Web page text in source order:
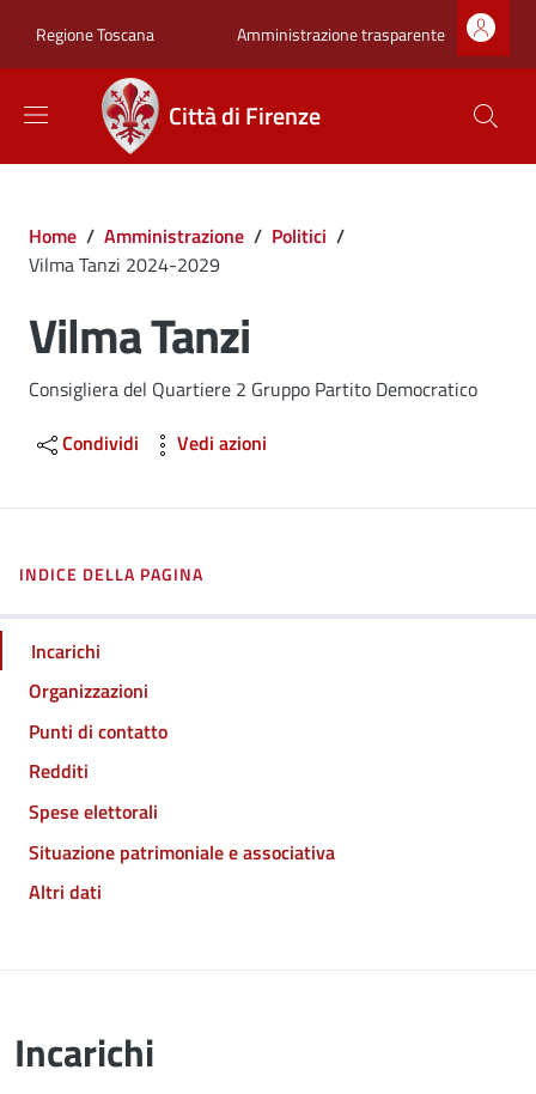
Regione Toscana Zona superiore
Amministrazione trasparente
Città di Firenze
Briciole di pane
Home / Amministrazione / Politici /
Vilma Tanzi 2024-2029
Vilma Tanzi
Consigliera del Quartiere 2 Gruppo Partito Democratico
Condividi
Vedi azioni
INDICE DELLA PAGINA
Incarichi
Organizzazioni
Punti di contatto
Redditi
Spese elettorali
Situazione patrimoniale e associativa
Altri dati
Incarichi